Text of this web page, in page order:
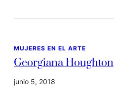
MUJERES EN EL ARTE
Georgiana Houghton
junio 5, 2018